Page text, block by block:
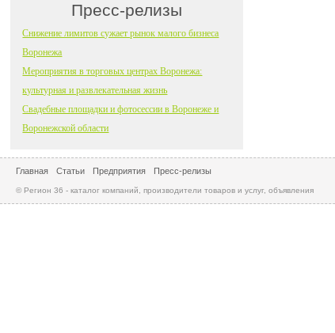
Пресс-релизы
Снижение лимитов сужает рынок малого бизнеса
Воронежа
Мероприятия в торговых центрах Воронежа:
культурная и развлекательная жизнь
Свадебные площадки и фотосессии в Воронеже и
Воронежской области
Главная Статьи Предприятия Пресс-релизы
© Регион 36 - каталог компаний, производители товаров и услуг, объявления